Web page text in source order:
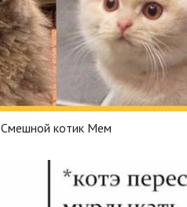
Смешной котик Мем